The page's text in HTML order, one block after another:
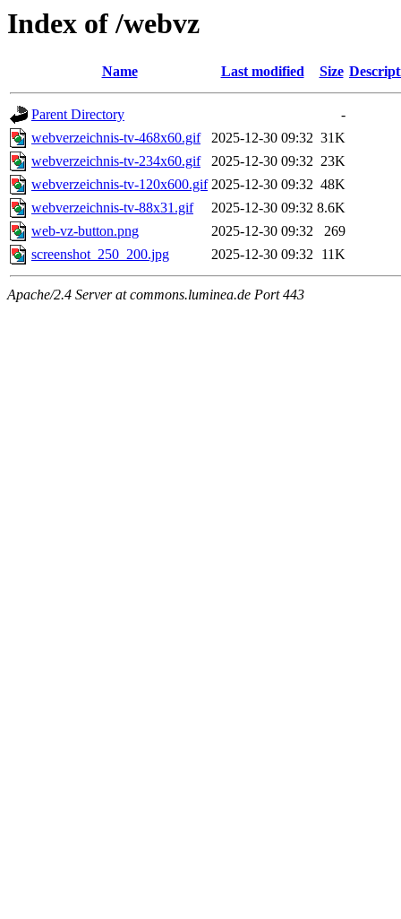
Index of /webvz
Name Last modified Size
Parent Directory
-
webverzeichnis-tv-468x60.gif
2025-12-30 09:32 31K
webverzeichnis-tv-234x60.gif
2025-12-30 09:32 23K
webverzeichnis-tv-120x600.gif 2025-12-30 09:32 48K
webverzeichnis-tv-88x31.gif
2025-12-30 09:32 8.6K
web-vz-button.png
2025-12-30 09:32
269
screenshot_250_200.jpg
2025-12-30 09:32 11K
Apache/2.4 Server at commons.luminea.de Port 443